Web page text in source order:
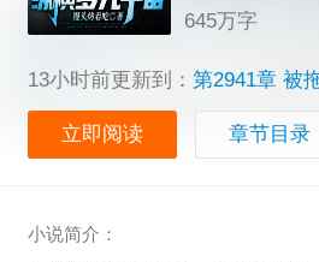
645万字
13小时前更新到： 第2941章 被
立即阅读 章节目录
小说简介：